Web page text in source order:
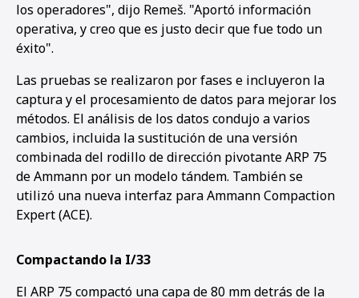
los operadores", dijo Remeš. "Aportó información
operativa, y creo que es justo decir que fue todo un
éxito".
Las pruebas se realizaron por fases e incluyeron la
captura y el procesamiento de datos para mejorar los
métodos. El análisis de los datos condujo a varios
cambios, incluida la sustitución de una versión
combinada del rodillo de dirección pivotante ARP 75
de Ammann por un modelo tándem. También se
utilizó una nueva interfaz para Ammann Compaction
Expert (ACE).
Compactando la I/33
El ARP 75 compactó una capa de 80 mm detrás de la